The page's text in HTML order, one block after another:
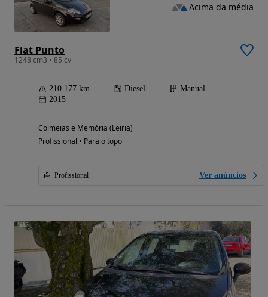
Fiat Punto
1248 cm3 • 85 cv
210 177 km Diesel
Manual
2015
Colmeias e Memória (Leiria)
Profissional • Para o topo
Profissional Ver anúncios
Acima da média